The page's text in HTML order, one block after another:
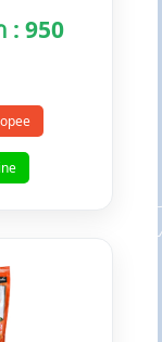
: 950